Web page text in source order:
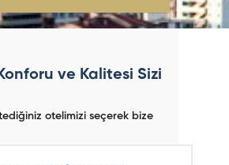
ve Kalitesi Sizi
otelimizi seçerek bize